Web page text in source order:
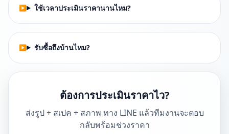
ใช้เวลาประเมินราคานานไหม?
รับซื้อถึงบ้านไหม?
ต้องการประเมินราคาไว?
ส่งรูป + สเปค + สภาพ ทาง LINE แล้วทีมงานจะตอบ
กลับพร้อมช่วงราคา